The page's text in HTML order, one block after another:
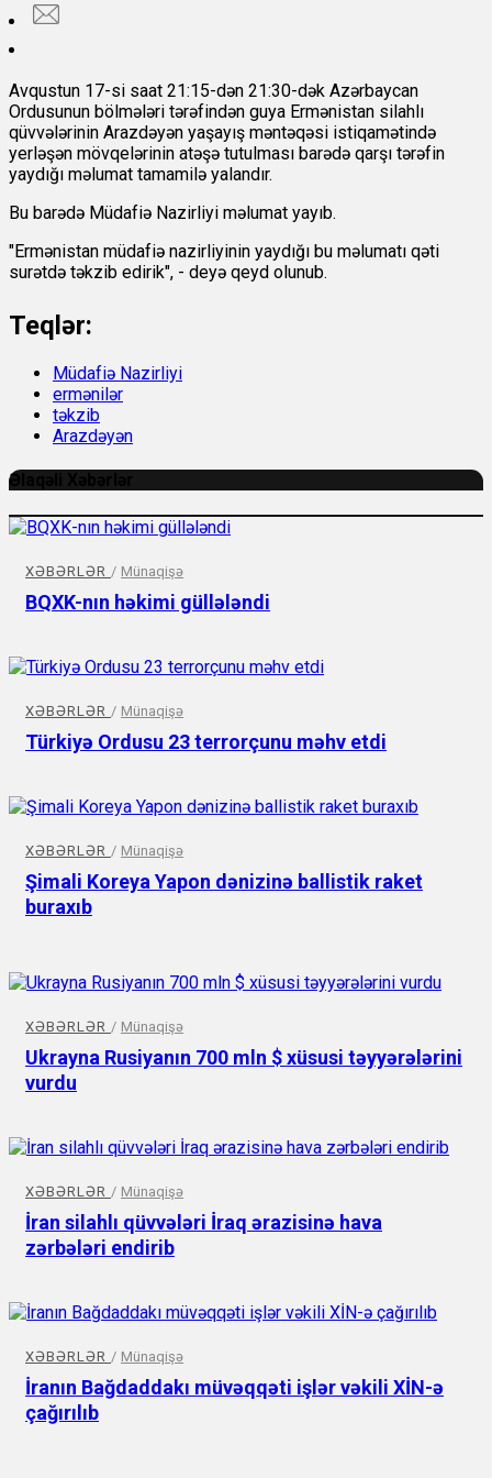
Avqustun 17-si saat 21:15-dən 21:30-dək Azərbaycan
Ordusunun bölmələri tərəfindən guya Ermənistan silahlı
qüvvələrinin Arazdəyən yaşayış məntəqəsi istiqamətində
yerləşən mövqelərinin atəşə tutulması barədə qarşı tərəfin
yaydığı məlumat tamamilə yalandır.
Bu barədə Müdafiə Nazirliyi məlumat yayıb.
"Ermənistan müdafiə nazirliyinin yaydığı bu məlumatı qəti
surətdə təkzib edirik", - deyə qeyd olunub.
Teqlər:
Müdafiə Nazirliyi
ermənilər
təkzib
Arazdəyən
Əlaqəli Xəbərlər
XƏBƏRLƏR / Münaqişə
BQXK-nın həkimi güllələndi
XƏBƏRLƏR / Münaqişə
Türkiyə Ordusu 23 terrorçunu məhv etdi
XƏBƏRLƏR / Münaqişə
Şimali Koreya Yapon dənizinə ballistik raket
buraxıb
XƏBƏRLƏR / Münaqişə
Ukrayna Rusiyanın 700 mln $ xüsusi təyyərələrini
vurdu
XƏBƏRLƏR / Münaqişə
İran silahlı qüvvələri İraq ərazisinə hava
zərbələri endirib
XƏBƏRLƏR / Münaqişə
İranın Bağdaddakı müvəqqəti işlər vəkili XİN-ə
çağırılıb